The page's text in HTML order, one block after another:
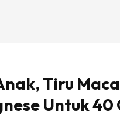
Tiru
Untuk 40